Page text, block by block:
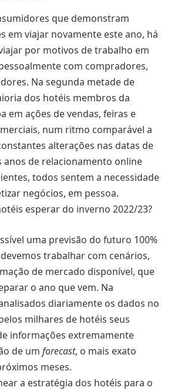
que demonstram
em viajar novamente este ano, há
por motivos de trabalho em
com compradores,
Na segunda metade de
dos hotéis membros da
em ações de vendas, feiras e
num ritmo comparável a
alterações nas datas de
anos de relacionamento online
todos sentem a necessidade
negócios, em pessoa.
esperar do inverno 2022/23?
uma previsão do futuro 100%
trabalhar com cenários,
de mercado disponível, que
o ano que vem. Na
diariamente os dados no
milhares de hotéis seus
informações extremamente
de um forecast, o mais exato
meses.
a estratégia dos hotéis para o